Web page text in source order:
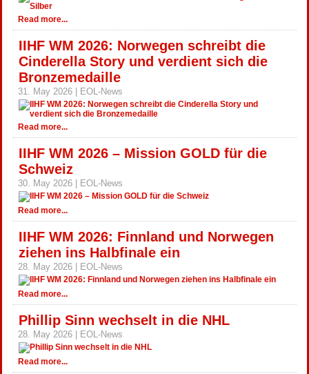
Read more...
IIHF WM 2026: Norwegen schreibt die
Cinderella Story und verdient sich die
Bronzemedaille
31. May 2026 | EOL-News
Read more...
IIHF WM 2026 – Mission GOLD für die
Schweiz
30. May 2026 | EOL-News
Read more...
IIHF WM 2026: Finnland und Norwegen
ziehen ins Halbfinale ein
28. May 2026 | EOL-News
Read more...
Phillip Sinn wechselt in die NHL
28. May 2026 | EOL-News
Read more...